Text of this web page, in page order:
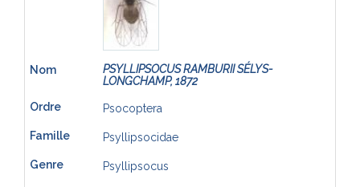
PSYLLIPSOCUS RAMBURII SÉLYS-
LONGCHAMP, 1872
Psocoptera
Psyllipsocidae
Psyllipsocus